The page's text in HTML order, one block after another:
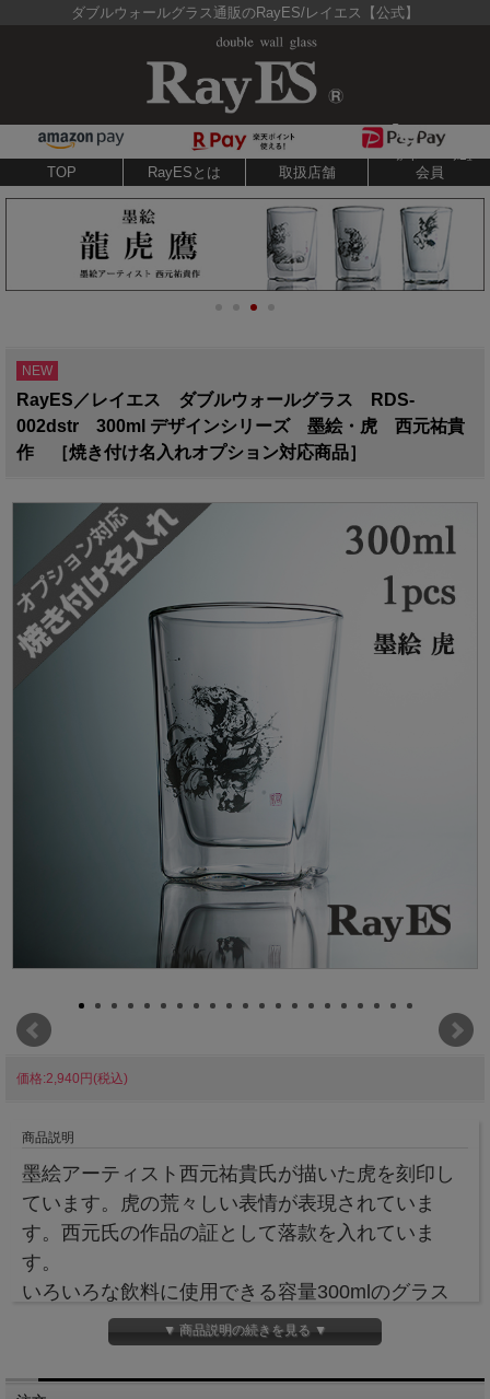
ダブルウォールグラス通販のRayES/レイエス【公式】
TOP RayESとは 取扱店舗 会員
NEW
RayES／レイエス ダブルウォールグラス RDS-
002dstr 300ml デザインシリーズ 墨絵・虎 西元祐貴
作 ［焼き付け名入れオプション対応商品］
価格:2,940円(税込)
商品説明
墨絵アーティスト西元祐貴氏が描いた虎を刻印し
ています。虎の荒々しい表情が表現されていま
す。西元氏の作品の証として落款を入れていま
す。
いろいろな飲料に使用できる容量300mlのグラス
ですが、色のある飲料などいれると、虎の墨絵が
より際立ちます。
RayES／レイエス ダブルウォールグラス 直販
▼ 商品説明の続きを見る ▼